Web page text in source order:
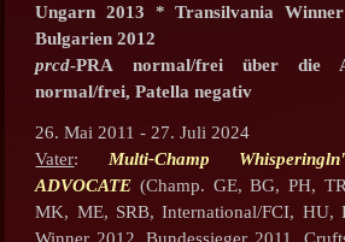
Ungarn 2013 * Transilvania
Bulgarien 2012
prcd-PRA normal/frei über die
normal/frei, Patella negativ
26. Mai 2011 - 27. Juli 2024
Vater: Multi-Champ
ADVOCATE (Champ. GE, BG, PH,
MK, ME, SRB, International/FCI, HU,